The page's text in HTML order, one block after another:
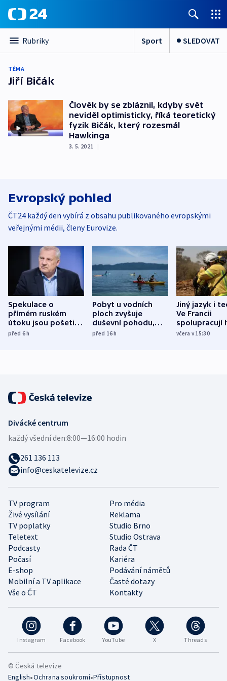
Rubriky Sport SLEDOVAT
TÉMA
Jiří Bičák
Člověk by se zbláznil, kdyby svět
neviděl optimisticky, říká teoretický
fyzik Bičák, který rozesmál
Hawkinga
3. 5. 2021 |
Evropský pohled
ČT24 každý den vybírá z obsahu publikovaného evropskými
veřejnými médii, členy Eurovize.
Spekulace o
přímém ruském
útoku jsou pošetilé,
míní estonský
před 6h
Pobyt u vodních
ploch zvyšuje
duševní pohodu,
ukázala
před 16h
Jiný jazyk i
Ve Francii
spolupracují
různých zemí
včera v 15:30
Instagram Facebook YouTube X Threads
TV program
Pro média
Živé vysílání
Reklama
TV poplatky
Studio Brno
Teletext
Studio Ostrava
Podcasty
Rada ČT
Počasí
Kariéra
E-shop
Podávání námětů
Mobilní a TV aplikace
Časté dotazy
Vše o ČT
Kontakty
Divácké centrum
každý všední den:8:00—16:00 hodin
261 136 113
info@ceskatelevize.cz
© Česká televize
English•Ochrana soukromí•Přístupnost